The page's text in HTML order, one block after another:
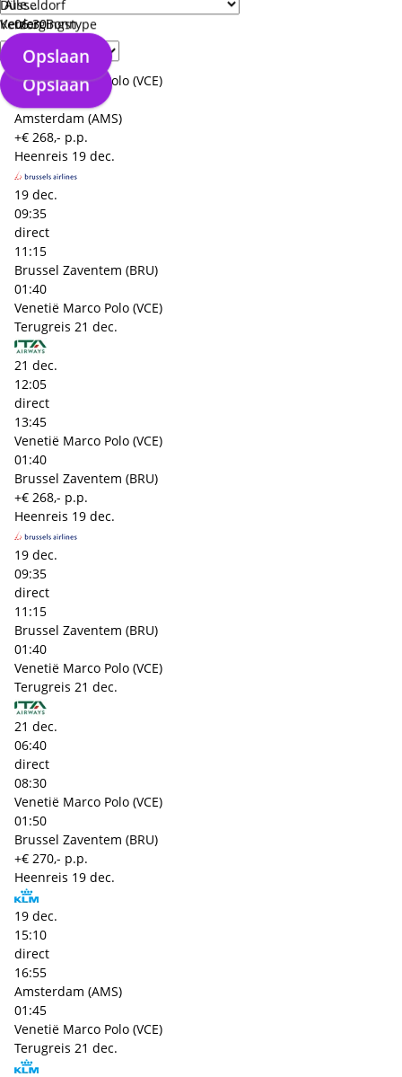
Verzorgingstype
Opslaan
Düsseldorf
Keulen Bonn
Opslaan
21 dec.
06:30
08:35
Venetië Marco Polo (VCE)
02:05
Amsterdam (AMS)
+€ 268,- p.p.
Heenreis 19 dec.
19 dec.
09:35
direct
11:15
Brussel Zaventem (BRU)
01:40
Venetië Marco Polo (VCE)
Terugreis 21 dec.
21 dec.
12:05
direct
13:45
Venetië Marco Polo (VCE)
01:40
Brussel Zaventem (BRU)
+€ 268,- p.p.
Heenreis 19 dec.
19 dec.
09:35
direct
11:15
Brussel Zaventem (BRU)
01:40
Venetië Marco Polo (VCE)
Terugreis 21 dec.
21 dec.
06:40
direct
08:30
Venetië Marco Polo (VCE)
01:50
Brussel Zaventem (BRU)
+€ 270,- p.p.
Heenreis 19 dec.
19 dec.
15:10
direct
16:55
Amsterdam (AMS)
01:45
Venetië Marco Polo (VCE)
Terugreis 21 dec.